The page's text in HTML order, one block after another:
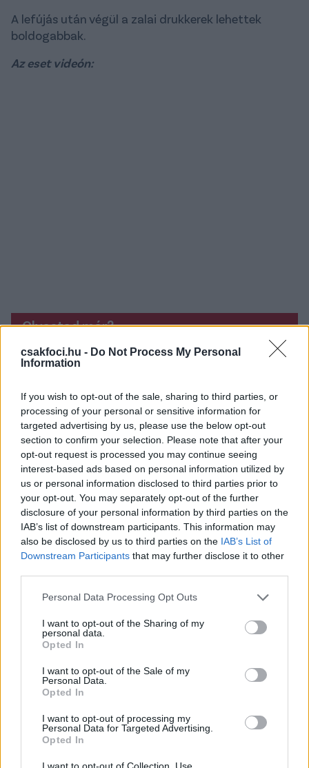
csakfoci.hu - Do Not Process My Personal
Information
If you wish to opt-out of the sale, sharing to third parties, or
processing of your personal or sensitive information for
targeted advertising by us, please use the below opt-out
section to confirm your selection. Please note that after your
opt-out request is processed you may continue seeing
interest-based ads based on personal information utilized by
us or personal information disclosed to third parties prior to
your opt-out. You may separately opt-out of the further
disclosure of your personal information by third parties on the
IAB’s list of downstream participants. This information may
also be disclosed by us to third parties on the IAB’s List of
Downstream Participants that may further disclose it to other
Please note that this website/app uses one or more Google
not limited to your visit or usage behaviour. You may click to
grant or deny consent to Google and its third-party tags to
use your data for below specified purposes in below Google
consent section.
Personal Data Processing Opt Outs
I want to opt-out of the Sharing of my
personal data.
Opted In
I want to opt-out of the Sale of my
Personal Data.
Opted In
I want to opt-out of processing my
Personal Data for Targeted Advertising.
Opted In
I want to opt-out of Collection, Use,
A lefújás után végül a zalai drukkerek lehettek
boldogabbak.
Az eset videón:
Olvastad már?
Újpest: 27-szeres bajnokcsapat
játékosával robbanthatnak az
átigazolási piacon - sajtóhír
az Újpest a Partizanban játszó védekező
Elolvasom
Itt állíthatod be, hogy a Csakfoci az elsők